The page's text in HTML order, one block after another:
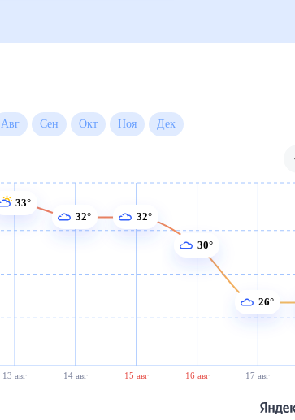
Июл Авг Сен Окт Ноя
13 авг 14 авг 15 авг 16 авг 17 авг
33°
32°
32°
30°
26°